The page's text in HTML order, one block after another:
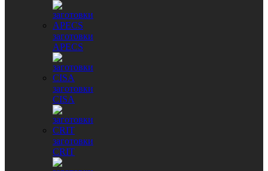
заготовки
APECS
заготовки
CISA
заготовки
CRIT